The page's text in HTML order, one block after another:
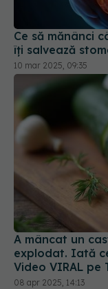
Ce să mănânci
îți salvează
10 mar 2025, 09:35
A mâncat un
explodat. Iată
Video VIRAL pe
08 apr 2025, 14:13